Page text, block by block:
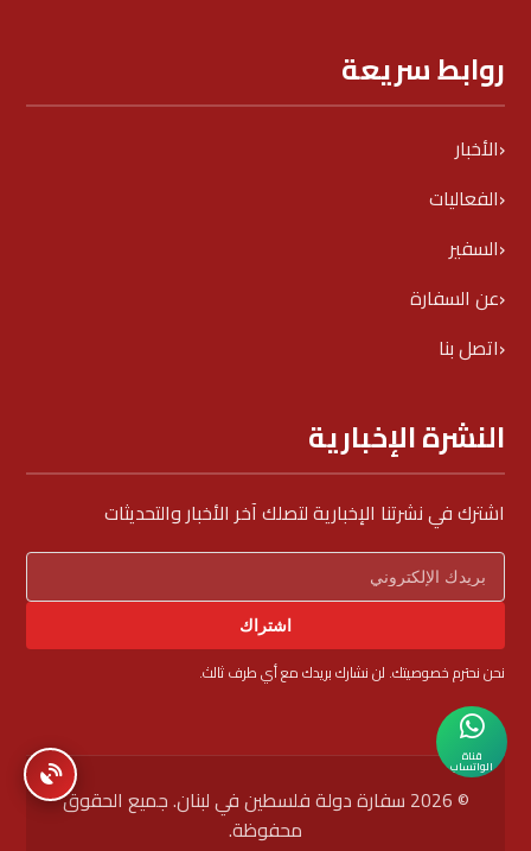
قناة
الواتساب
روابط سريعة
الأخبار
الفعاليات
السفير
عن السفارة
اتصل بنا
النشرة الإخبارية
اشترك في نشرتنا الإخبارية لتصلك آخر الأخبار والتحديثات
اشتراك
نحن نحترم خصوصيتك. لن نشارك بريدك مع أي طرف ثالث.
© 2026 سفارة دولة فلسطين في لبنان. جميع الحقوق
محفوظة.